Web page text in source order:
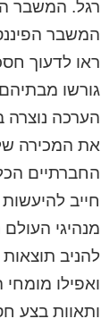
המשבר
ראו לדעוך
גורשו
את המכירה
החברתיים
חייב
מנהיגי
להניב
ואפילו
ותאוות בצע